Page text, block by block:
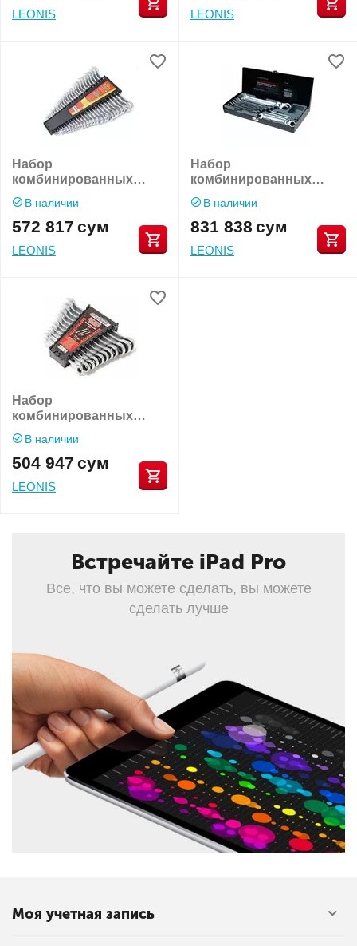
LEONIS LEONIS
Набор
комбинированных
гаечных ключей
KingTool KT-3026MP
В наличии
572 817 сум
LEONIS
Набор
комбинированных
гаечных ключей
трещеточных
RockForce RF-51310
В наличии
831 838 сум
LEONIS
Набор
комбинированных
гаечных ключей
трещеточных Forsage
F-51112
В наличии
504 947 сум
LEONIS
Встречайте iPad Pro
Все, что вы можете сделать, вы можете
сделать лучше
Моя учетная запись